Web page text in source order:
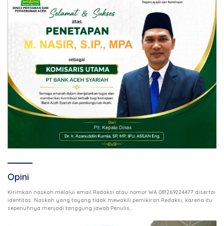
Opini
Kirimkan naskah melalui email Redaksi atau nomor WA 081269224477 disertai
identitas. Naskah yang tayang tidak mewakili pemikiran Redaksi, karena itu
sepenuhnya menjadi tanggung jawab Penulis